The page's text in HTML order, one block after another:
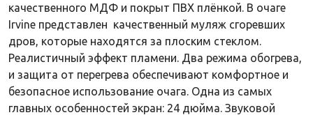
качественного МДФ и покрыт ПВХ плёнкой. В очаге
Irvine представлен качественный муляж сгоревших
дров, которые находятся за плоским стеклом.
Реалистичный эффект пламени. Два режима обогрева,
и защита от перегрева обеспечивают комфортное и
безопасное использование очага. Одна из самых
главных особенностей экран: 24 дюйма. Звуковой